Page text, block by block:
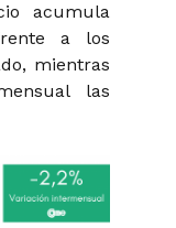
acumula
a los
mientras
las